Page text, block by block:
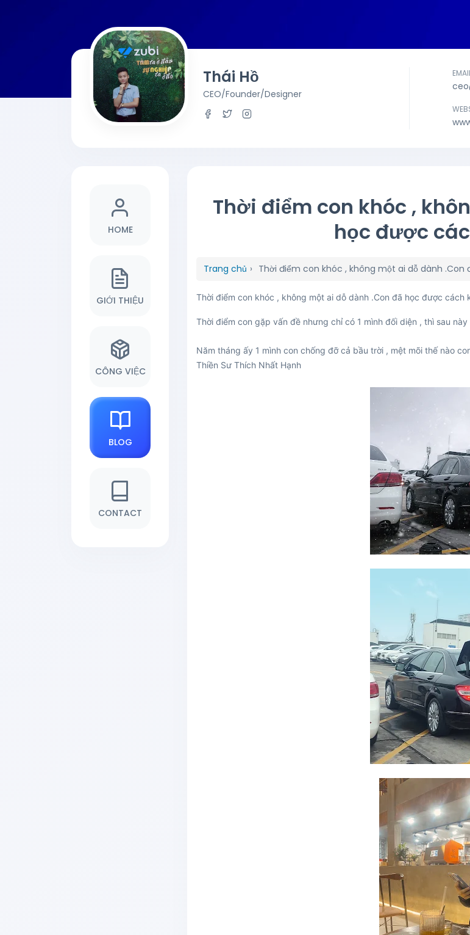
Thái Hồ
CEO/Founder/Designer
HOME
GIỚI THIỆU
CÔNG VIỆC
BLOG
CONTACT
Thời điểm con khóc ,
học được
Trang chủ › Thời điểm con khóc , không một ai dỗ dành
Thời điểm con khóc , không một ai dỗ dành .Con đã học được cách
Thời điểm con gặp vấn đề nhưng chỉ có 1 mình đối diện , thì sau
Năm tháng ấy 1 mình con chống đỡ cả bầu trời , mệt mõi thế nào
Thiền Sư Thích Nhất Hạnh